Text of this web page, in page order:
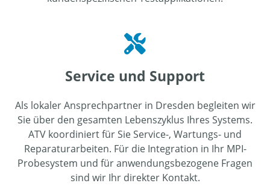
Service und Support
Als lokaler Ansprechpartner in Dresden begleiten wir
Sie über den gesamten Lebenszyklus Ihres Systems.
ATV koordiniert für Sie Service-, Wartungs- und
Reparaturarbeiten. Für die Integration in Ihr MPI-
Probesystem und für anwendungsbezogene Fragen
sind wir Ihr direkter Kontakt.